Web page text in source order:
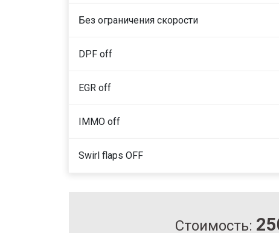
Без ограничения скорости
DPF off
EGR off
IMMO off
Swirl flaps OFF
Стоимость: